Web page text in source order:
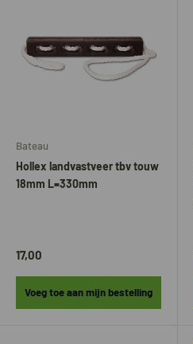
Bateau
Hollex landvastveer tbv touw
18mm L=330mm
17,00
Voeg toe aan mijn bestelling